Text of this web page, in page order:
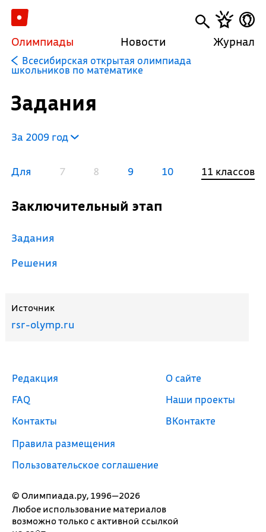
Олимпиады Новости Журнал
Всесибирская открытая олимпиада
школьников по математике
Задания
За 2009 год
Для 7 8 9 10 11 классов
Заключительный этап
Задания
Решения
Источник
rsr-olymp.ru
© Олимпиада.ру, 1996—2026
Любое использование материалов
возможно только с активной ссылкой
Редакция
FAQ
Контакты
Правила размещения
Пользовательское соглашение
О сайте
Наши проекты
ВКонтакте